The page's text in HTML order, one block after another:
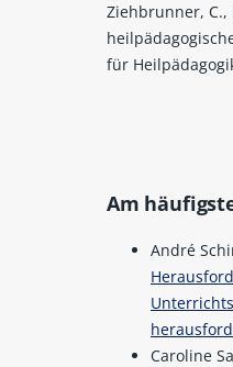
Ziehbrunner, C.,
für
Am
André
Caroline